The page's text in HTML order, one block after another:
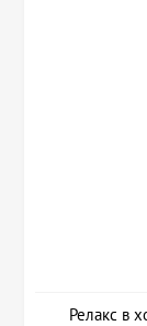
Релакс в